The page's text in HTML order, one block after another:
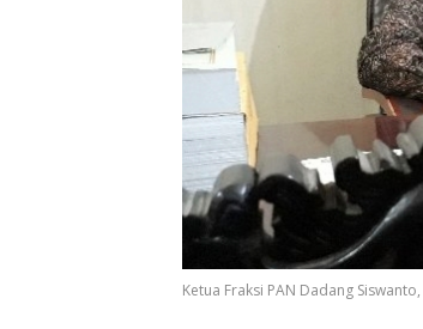
Ketua Fraksi PAN Dadang Siswanto,